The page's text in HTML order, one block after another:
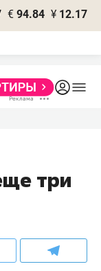
€ 94.84 ¥ 12.17
три